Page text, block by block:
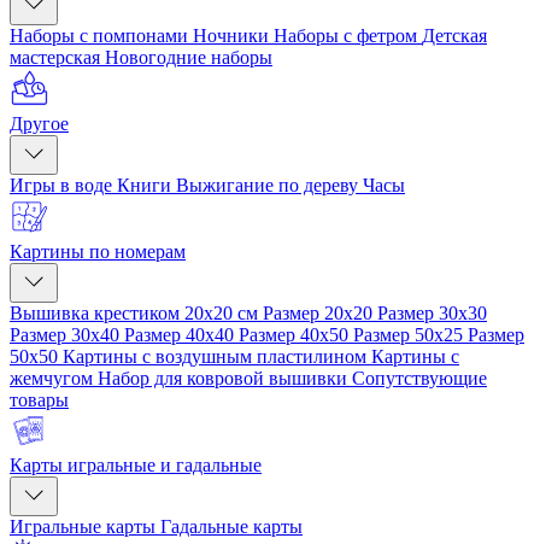
Наборы с помпонами Ночники Наборы с фетром Детская
мастерская Новогодние наборы
Другое
Игры в воде Книги Выжигание по дереву Часы
Картины по номерам
Вышивка крестиком 20x20 см Размер 20x20 Размер 30x30
Размер 30x40 Размер 40x40 Размер 40x50 Размер 50x25 Размер
50x50 Картины с воздушным пластилином Картины с
жемчугом Набор для ковровой вышивки Сопутствующие
товары
Карты игральные и гадальные
Игральные карты Гадальные карты